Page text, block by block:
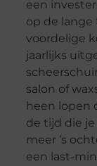
een
op de lange
voordelige
jaarlijks
salon of
heen lopen
de tijd die
meer ’s
een last-